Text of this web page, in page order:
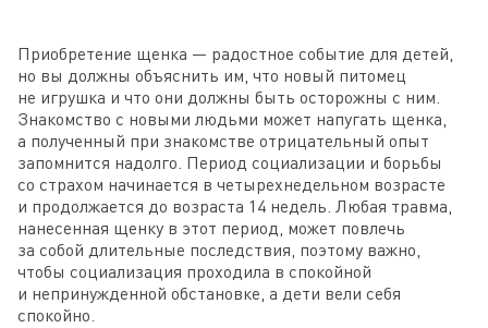
Приобретение щенка — радостное событие для детей,
но вы должны объяснить им, что новый питомец
не игрушка и что они должны быть осторожны с ним.
Знакомство с новыми людьми может напугать щенка,
а полученный при знакомстве отрицательный опыт
запомнится надолго. Период социализации и борьбы
со страхом начинается в четырехнедельном возрасте
и продолжается до возраста 14 недель. Любая травма,
нанесенная щенку в этот период, может повлечь
за собой длительные последствия, поэтому важно,
чтобы социализация проходила в спокойной
и непринужденной обстановке, а дети вели себя
спокойно.